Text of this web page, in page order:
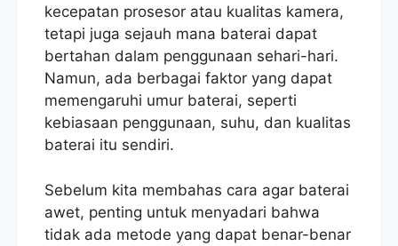
kecepatan prosesor atau kualitas kamera,
tetapi juga sejauh mana baterai dapat
bertahan dalam penggunaan sehari-hari.
Namun, ada berbagai faktor yang dapat
memengaruhi umur baterai, seperti
kebiasaan penggunaan, suhu, dan kualitas
baterai itu sendiri.
Sebelum kita membahas cara agar baterai
awet, penting untuk menyadari bahwa
tidak ada metode yang dapat benar-benar